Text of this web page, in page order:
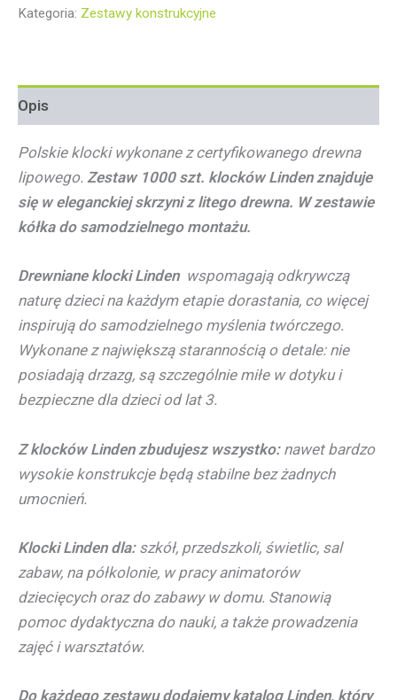
Kategoria: Zestawy konstrukcyjne
Opis
Polskie klocki wykonane z certyfikowanego drewna
lipowego. Zestaw 1000 szt. klocków Linden znajduje
się w eleganckiej skrzyni z litego drewna. W zestawie
kółka do samodzielnego montażu.
Drewniane klocki Lindenwspomagają odkrywczą
naturę dzieci na każdym etapie dorastania, co więcej
inspirują do samodzielnego myślenia twórczego.
Wykonane z największą starannością o detale: nie
posiadają drzazg, są szczególnie miłe w dotyku i
bezpieczne dla dzieci od lat 3.
Z klocków Linden zbudujesz wszystko: nawet bardzo
wysokie konstrukcje będą stabilne bez żadnych
umocnień.
Klocki Linden dla:szkół, przedszkoli, świetlic, sal
zabaw, na półkolonie, w pracy animatorów
dziecięcych oraz do zabawy w domu. Stanowią
pomoc dydaktyczna do nauki, a także prowadzenia
zajęć i warsztatów.
Do każdego zestawu dodajemy katalog Linden, który